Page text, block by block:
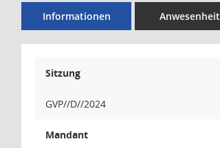
Informationen Anwesenheit
Sitzung
GVP//D//2024
Mandant